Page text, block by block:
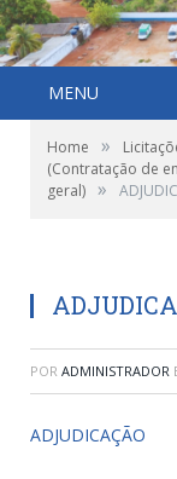
MENU
Home »
(Contratação de
geral) »
POR ADMINISTRADOR
ADJUDICAÇÃO